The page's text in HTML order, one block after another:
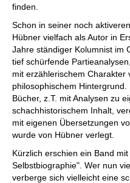
finden.
Schon in seiner noch
Hübner vielfach als Autor in
Jahre ständiger Kolumnist im
tief schürfende
mit erzählerischem Charakter
philosophischem
Bücher, z.T. mit Analysen zu
schachhistorischem Inhalt,
mit eigenen Übersetzungen
wurde von Hübner verlegt.
Kürzlich erschien ein Band
Selbstbiographie". Wer nun
verberge sich vielleicht eine